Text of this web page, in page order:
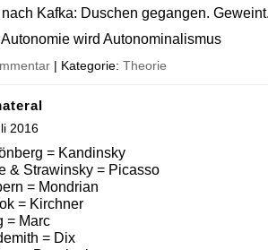
nach Kafka: Duschen gegangen.
wird Autonominalismus
| Kategorie: Theorie
2016
= Kandinsky
& Strawinsky = Picasso
= Mondrian
= Kirchner
= Marc
= Dix